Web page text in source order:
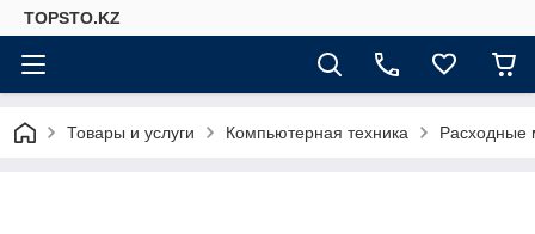
TOPSTO.KZ
Товары и услуги Компьютерная техника Расходные